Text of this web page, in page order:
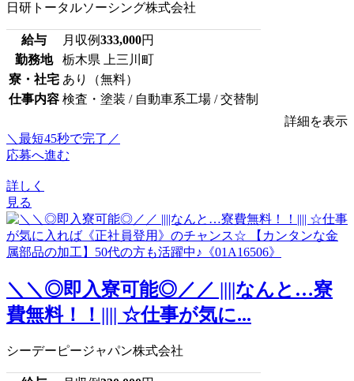
日研トータルソーシング株式会社
給与 月収例333,000円
勤務地
栃木県 上三川町
寮・社宅 あり（無料）
仕事内容 検査・塗装 / 自動車系工場 / 交替制
詳細を表示
＼最短45秒で完了／
応募へ進む
詳しく
見る
＼＼◎即入寮可能◎／／ ||||なんと…寮
費無料！！|||| ☆仕事が気に...
シーデーピージャパン株式会社